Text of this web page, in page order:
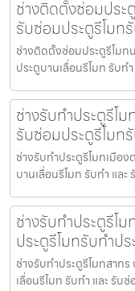
ช่างติดตั้งซ่อมประ
รับซ่อมประตูรีโมท
ช่างติดตั้งซ่อมประตูรีโม
ประตูบานเลื่อนรีโมท รับท
ช่างรับทำประตูรีโ
รับซ่อมประตูรีโมท
ช่างรับทำประตูรีโมทเมือ
บานเลื่อนรีโมท รับทำ แล
ช่างรับทำประตูรีโ
ประตูรีโมทรับทำป
ช่างรับทำประตูรีโมทสาท
เลื่อนรีโมท รับทำ และ รับ